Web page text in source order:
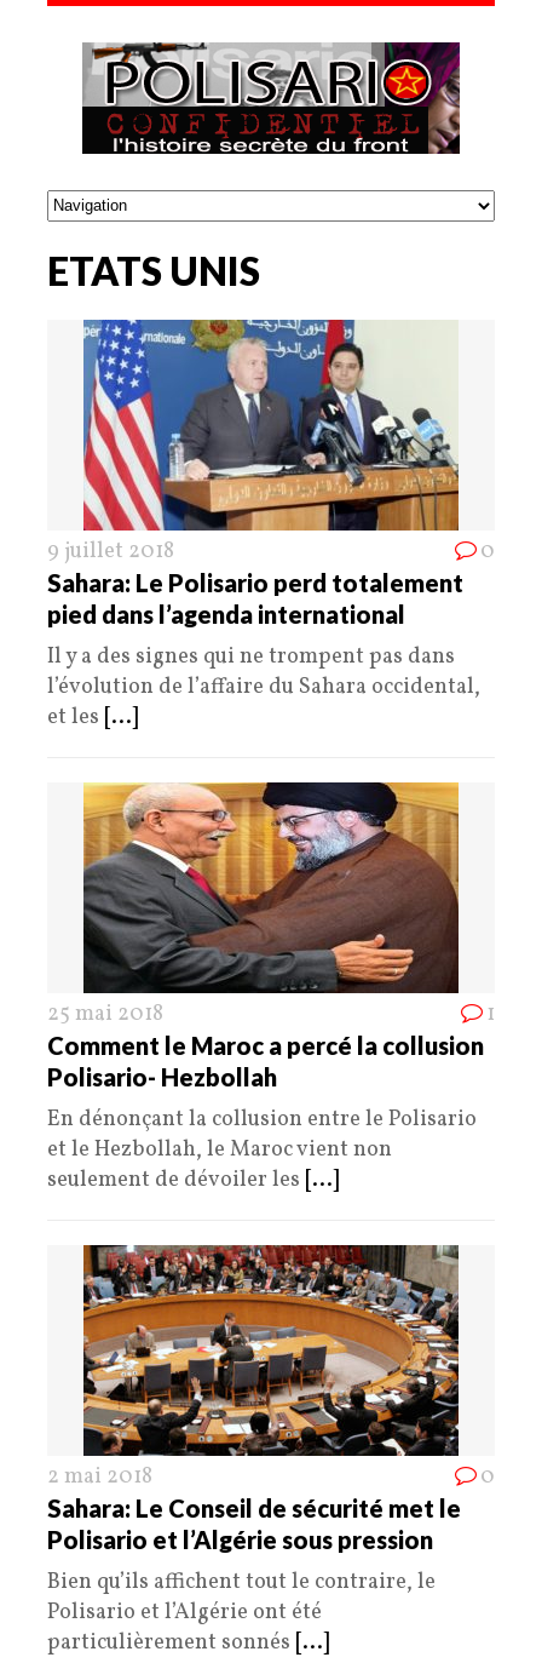
ETATS UNIS
9 juillet 2018 0
Sahara: Le Polisario perd totalement
pied dans l’agenda international
Il y a des signes qui ne trompent pas dans
l’évolution de l’affaire du Sahara occidental,
et les [...]
25 mai 2018 1
Comment le Maroc a percé la collusion
Polisario- Hezbollah
En dénonçant la collusion entre le Polisario
et le Hezbollah, le Maroc vient non
seulement de dévoiler les [...]
2 mai 2018 0
Sahara: Le Conseil de sécurité met le
Polisario et l’Algérie sous pression
Bien qu’ils affichent tout le contraire, le
Polisario et l’Algérie ont été
particulièrement sonnés [...]